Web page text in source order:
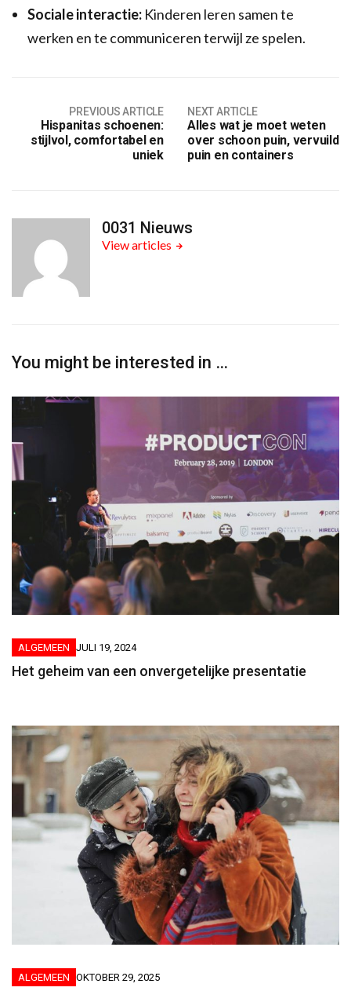
Sociale interactie: Kinderen leren samen te
werken en te communiceren terwijl ze spelen.
PREVIOUS ARTICLE
Hispanitas schoenen:
stijlvol, comfortabel en
uniek
NEXT ARTICLE
Alles wat je moet weten
over schoon puin, vervuild
puin en containers
0031 Nieuws
View articles
You might be interested in …
ALGEMEEN JULI 19, 2024
Het geheim van een onvergetelijke presentatie
ALGEMEEN OKTOBER 29, 2025